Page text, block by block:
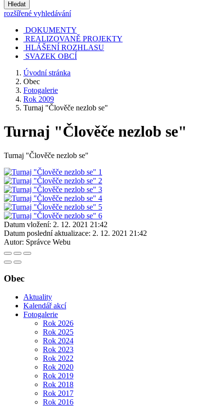
Hledat
rozšířené vyhledávání
DOKUMENTY
REALIZOVANĚ PROJEKTY
HLÁŠENÍ ROZHLASU
SVAZEK OBCÍ
Úvodní stránka
Obec
Fotogalerie
Rok 2009
Turnaj "Člověče nezlob se"
Turnaj "Člověče nezlob se"
Turnaj "Člověče nezlob se"
Datum vložení: 2. 12. 2021 21:42
Datum poslední aktualizace: 2. 12. 2021 21:42
Autor: Správce Webu
Obec
Aktuality
Kalendář akcí
Fotogalerie
Rok 2026
Rok 2025
Rok 2024
Rok 2023
Rok 2022
Rok 2020
Rok 2019
Rok 2018
Rok 2017
Rok 2016